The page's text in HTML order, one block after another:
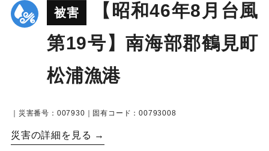
被害
【昭和46年8月台風
第19号】南海部郡鶴見町
松浦漁港
｜災害番号：007930｜固有コード：00793008
災害の詳細を見る →